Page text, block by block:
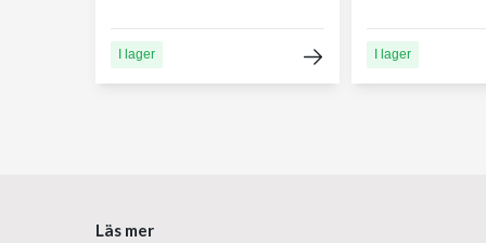
I lager I lager
Läs mer